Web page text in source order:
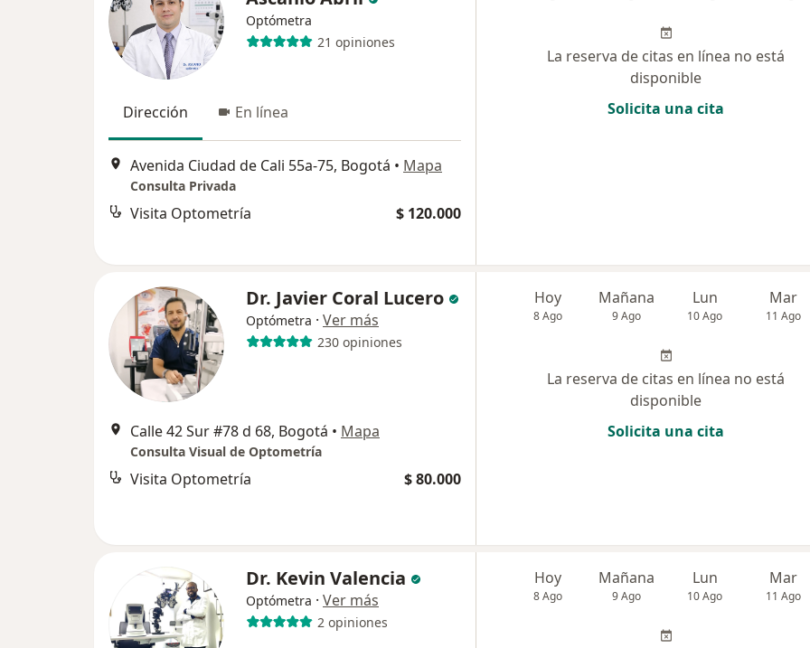
Optómetra
21 opiniones
Dirección En línea
Avenida Ciudad de Cali 55a-75, Bogotá • Mapa
Consulta Privada
Visita Optometría $ 120.000
La reserva de citas en línea no está
disponible
Solicita una cita
Dr. Javier Coral Lucero
Optómetra · Ver más
230 opiniones
Calle 42 Sur #78 d 68, Bogotá • Mapa
Consulta Visual de Optometría
Visita Optometría $ 80.000
Hoy
8 Ago
Mañana
9 Ago
Lun
10 Ago
Mar
11 Ago
La reserva de citas en línea no está
disponible
Solicita una cita
Dr. Kevin Valencia
Optómetra · Ver más
2 opiniones
Hoy
8 Ago
Mañana
9 Ago
Lun
10 Ago
Mar
11 Ago